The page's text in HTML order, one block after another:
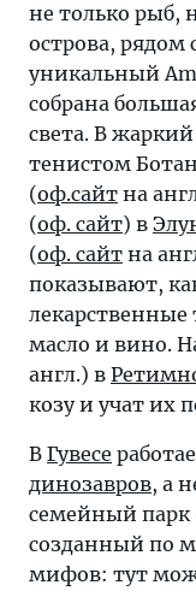
не только рыб,
острова, рядом
уникальный
собрана
света. В
тенистом
(оф.сайт на
(оф. сайт) в
(оф. сайт на
показывают,
масло и вино.
англ.) в
козу и учат их
В Гувесе
динозавров, а
семейный парк
созданный по
мифов: тут